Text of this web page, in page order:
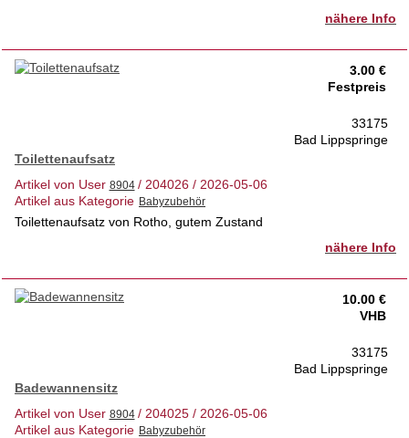
nähere Info
3.00 €
Festpreis
33175
Bad Lippspringe
Toilettenaufsatz
Artikel von User
/ 204026 / 2026-05-06
Artikel aus Kategorie
Toilettenaufsatz von Rotho, gutem Zustand
nähere Info
10.00 €
VHB
33175
Bad Lippspringe
Badewannensitz
Artikel von User
/ 204025 / 2026-05-06
Artikel aus Kategorie